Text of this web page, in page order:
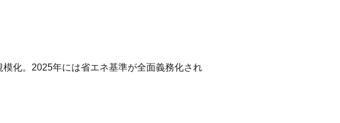
化。2025年には省エネ基準が全面義務化され